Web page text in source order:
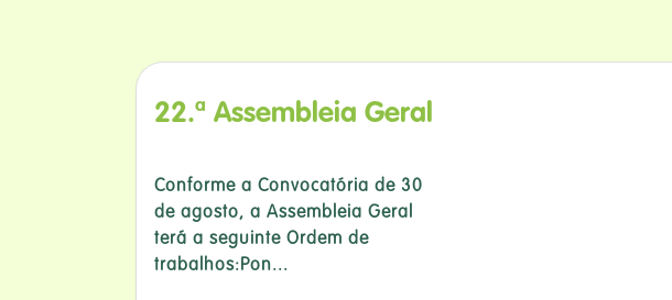
22.ª Assembleia Geral
Conforme a Convocatória de 30
de agosto, a Assembleia Geral
terá a seguinte Ordem de
trabalhos:Pon...